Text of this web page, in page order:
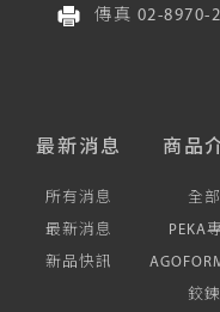
傳真 02-8970-
最新消息
所有消息
最新消息
新品快訊
商品
全部
PEKA
鉸鍊